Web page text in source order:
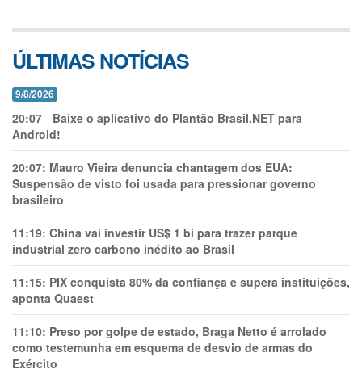
ÚLTIMAS NOTÍCIAS
9/8/2026
20:07 - Baixe o aplicativo do Plantão Brasil.NET para
Android!
20:07: Mauro Vieira denuncia chantagem dos EUA:
Suspensão de visto foi usada para pressionar governo
brasileiro
11:19: China vai investir US$ 1 bi para trazer parque
industrial zero carbono inédito ao Brasil
11:15: PIX conquista 80% da confiança e supera instituições,
aponta Quaest
11:10: Preso por golpe de estado, Braga Netto é arrolado
como testemunha em esquema de desvio de armas do
Exército